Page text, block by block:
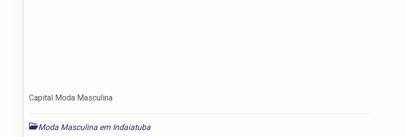
Capital Moda Masculina
Moda Masculina em Indaiatuba